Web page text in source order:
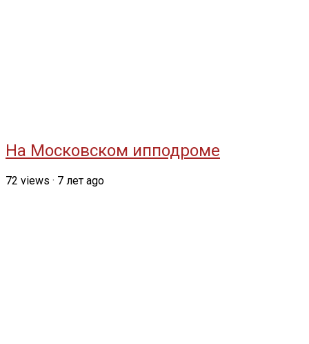
На Московском ипподроме
72 views · 7 лет ago